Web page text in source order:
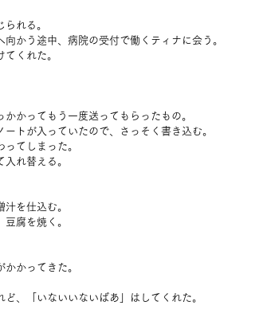
れる。
かう途中、病院の受付で働くティナに会う。
くれた。
かってもう一度送ってもらったもの。
トが入っていたので、さっそく書き込む。
てしまった。
れ替える。
を仕込む。
腐を焼く。
かってきた。
、「いないいないばあ」はしてくれた。